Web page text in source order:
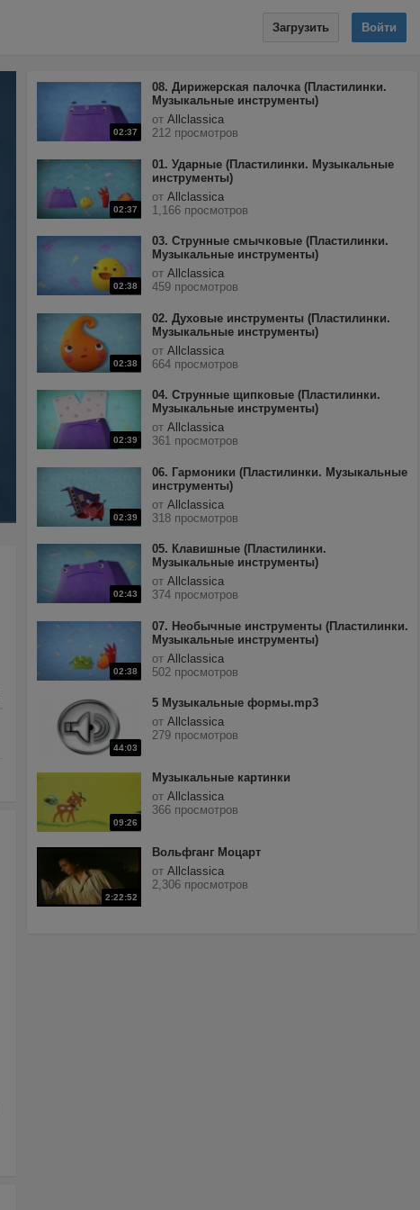
Загрузить Войти
02:37
08. Дирижерская палочка (Пластилинки.
Музыкальные инструменты)
отAllclassica
212 просмотров
02:37
01. Ударные (Пластилинки. Музыкальные
инструменты)
отAllclassica
1,166 просмотров
02:38
03. Струнные смычковые (Пластилинки.
Музыкальные инструменты)
отAllclassica
459 просмотров
02:38
02. Духовые инструменты (Пластилинки.
Музыкальные инструменты)
отAllclassica
664 просмотров
02:39
04. Струнные щипковые (Пластилинки.
Музыкальные инструменты)
отAllclassica
361 просмотров
02:39
06. Гармоники (Пластилинки. Музыкальные
инструменты)
отAllclassica
318 просмотров
02:43
05. Клавишные (Пластилинки.
Музыкальные инструменты)
отAllclassica
374 просмотров
02:38
07. Необычные инструменты (Пластилинки.
Музыкальные инструменты)
отAllclassica
502 просмотров
44:03
5 Музыкальные формы.mp3
отAllclassica
279 просмотров
09:26
Музыкальные картинки
отAllclassica
366 просмотров
2:22:52
Вольфганг Моцарт
отAllclassica
2,306 просмотров